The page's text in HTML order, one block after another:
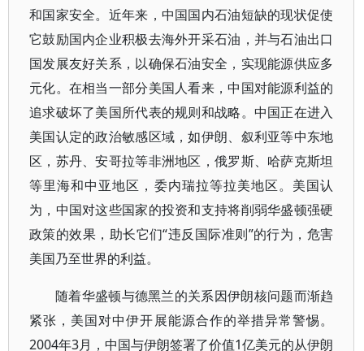
和国家安全。近年来，中国国内石油短缺的现状促使
它鼓励国内企业积极去海外开采石油，并与石油出口
国发展友好关系，以确保石油安全，实现能源供应多
元化。在相当一部分美国人看来，中国对能源利益的
追求破坏了美国所代表的规则和战略。中国正在进入
美国认定的政治敏感区域，如伊朗、叙利亚等中东地
区，苏丹、安哥拉等非洲地区，俄罗斯、哈萨克斯坦
等里海和中亚地区，委内瑞拉等拉美地区。美国认
为，中国对这些国家的投资和支持将削弱华盛顿强硬
政策的效果，助长它们“违反国际准则”的行为，危害
美国乃至世界的利益。
随着华盛顿与德黑兰的关系因伊朗核问题而渐趋
紧张，美国对中伊开展能源合作的举措异常警惕。
2004年3月，中国与伊朗签署了价值1亿美元的从伊朗